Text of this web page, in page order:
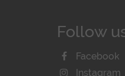
Follow
Facebook
Instagram